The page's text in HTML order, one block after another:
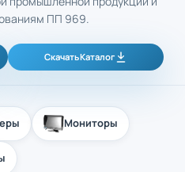
ПП 969.
Скачать Каталог